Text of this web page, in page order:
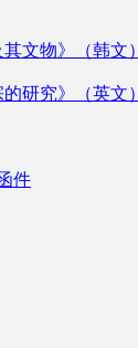
文物》（韩文）
研究》（英文）
件